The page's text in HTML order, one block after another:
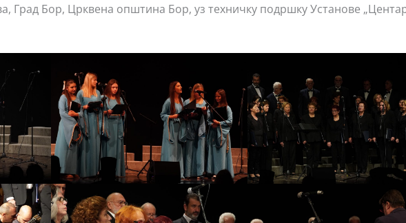
Град Бор, Црквена општина Бор, уз техничку подршку Установе